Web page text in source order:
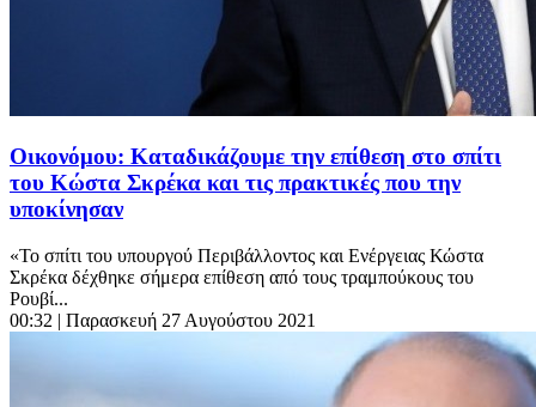
Οικονόμου: Καταδικάζουμε την επίθεση στο σπίτι
του Κώστα Σκρέκα και τις πρακτικές που την
υποκίνησαν
«Το σπίτι του υπουργού Περιβάλλοντος και Ενέργειας Κώστα
Σκρέκα δέχθηκε σήμερα επίθεση από τους τραμπούκους του
Ρουβί...
00:32 | Παρασκευή 27 Αυγούστου 2021